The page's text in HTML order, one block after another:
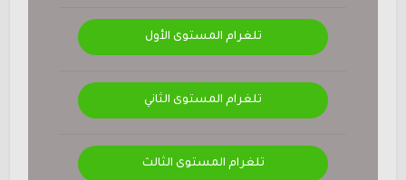
تلغرام المستوى الأول
تلغرام المستوى الثاني
تلغرام المستوى الثالث